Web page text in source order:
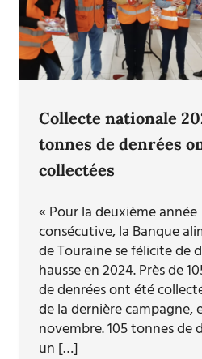
Collecte nationale
tonnes de denrées
collectées
« Pour la deuxième année
consécutive, la Banque
de Touraine se félicite de
hausse en 2024. Près de
de denrées ont été
de la dernière campagne,
novembre. 105 tonnes de
un […]